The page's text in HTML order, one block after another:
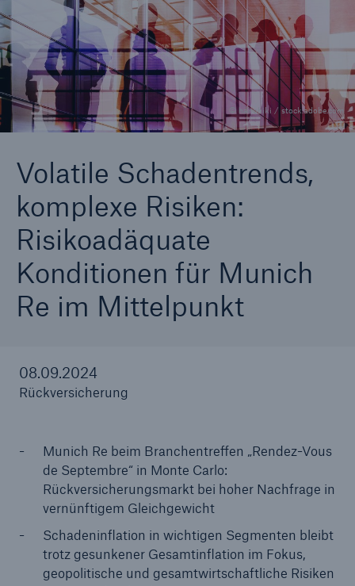
© hanohiki / stock.adobe.com
Volatile Schadentrends,
komplexe Risiken:
Risikoadäquate
Konditionen für Munich
Re im Mittelpunkt
08.09.2024
Rückversicherung
Munich Re beim Branchentreffen „Rendez-Vous
de Septembre“ in Monte Carlo:
Rückversicherungsmarkt bei hoher Nachfrage in
vernünftigem Gleichgewicht
Schadeninflation in wichtigen Segmenten bleibt
trotz gesunkener Gesamtinflation im Fokus,
geopolitische und gesamtwirtschaftliche Risiken
Our expert perspective for insurance
Reinsurance Property/Casualty
Marine Trend Radar 2025